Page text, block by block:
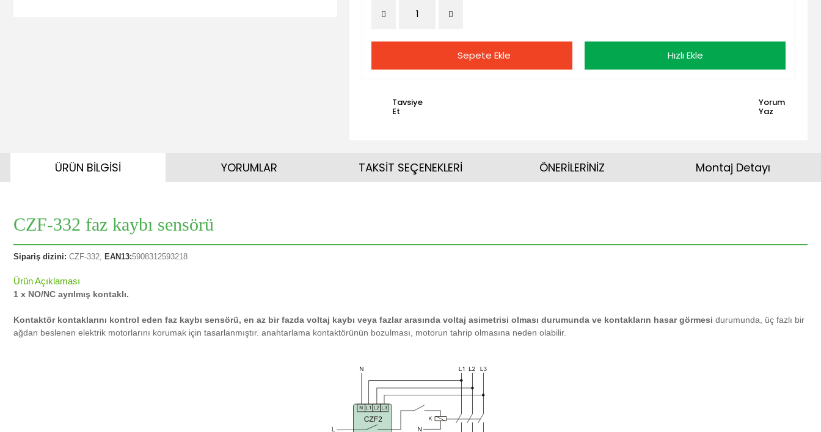
Sepete Ekle Hızlı Ekle
Tavsiye
Et
Yorum
Yaz
ÜRÜN BİLGİSİ
CZF-332 faz kaybı sensörü
Sipariş dizini: CZF-332, EAN13:5908312593218
Ürün Açıklaması
1 x NO/NC ayrılmış kontaklı.
Kontaktör kontaklarını kontrol eden faz kaybı sensörü, en az bir fazda voltaj kaybı veya fazlar arasında voltaj asimetrisi olması durumunda ve kontakların hasar görmesi durumunda, üç fazlı bir
ağdan beslenen elektrik motorlarını korumak için tasarlanmıştır. anahtarlama kontaktörünün bozulması, motorun tahrip olmasına neden olabilir.
YORUMLAR TAKSİT SEÇENEKLERİ ÖNERİLERİNİZ Montaj Detayı